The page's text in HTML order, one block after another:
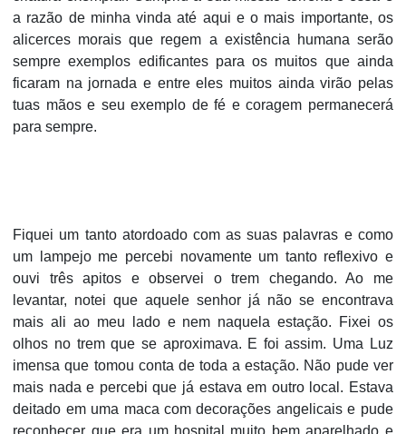
a razão de minha vinda até aqui e o mais importante, os
alicerces morais que regem a existência humana serão
sempre exemplos edificantes para os muitos que ainda
ficaram na jornada e entre eles muitos ainda virão pelas
tuas mãos e seu exemplo de fé e coragem permanecerá
para sempre.
Fiquei um tanto atordoado com as suas palavras e como
um lampejo me percebi novamente um tanto reflexivo e
ouvi três apitos e observei o trem chegando. Ao me
levantar, notei que aquele senhor já não se encontrava
mais ali ao meu lado e nem naquela estação. Fixei os
olhos no trem que se aproximava. E foi assim. Uma Luz
imensa que tomou conta de toda a estação. Não pude ver
mais nada e percebi que já estava em outro local. Estava
deitado em uma maca com decorações angelicais e pude
reconhecer que era um hospital muito bem aparelhado e